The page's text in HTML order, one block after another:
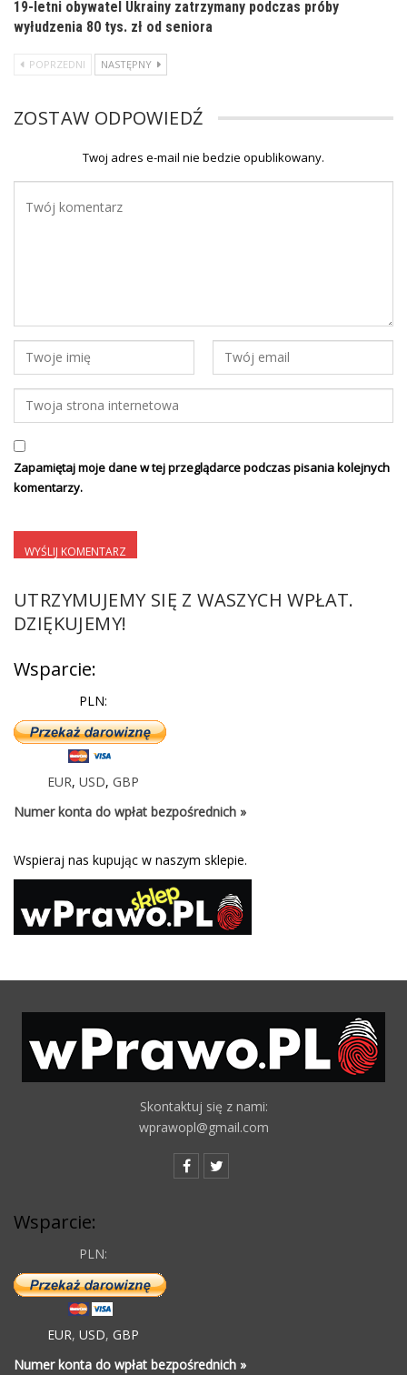
19-letni obywatel Ukrainy zatrzymany podczas próby
wyłudzenia 80 tys. zł od seniora
POPRZEDNI NASTĘPNY
ZOSTAW ODPOWIEDŹ
Twoj adres e-mail nie bedzie opublikowany.
Zapamiętaj moje dane w tej przeglądarce podczas pisania kolejnych
komentarzy.
UTRZYMUJEMY SIĘ Z WASZYCH WPŁAT.
DZIĘKUJEMY!
Wsparcie:
PLN:
EUR, USD, GBP
Numer konta do wpłat bezpośrednich »
Wspieraj nas kupując w naszym sklepie.
Skontaktuj się z nami:
wprawopl@gmail.com
Wsparcie:
PLN:
EUR, USD, GBP
Numer konta do wpłat bezpośrednich »